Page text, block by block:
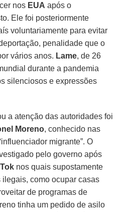
nos EUA após o
Ele foi posteriormente
voluntariamente para evitar
penalidade que o
vários anos. Lame, de 26
durante a pandemia
silenciosos e expressões
a atenção das autoridades foi
Moreno, conhecido nas
migrante”. O
pelo governo após
nos quais supostamente
como ocupar casas
de programas de
tinha um pedido de asilo